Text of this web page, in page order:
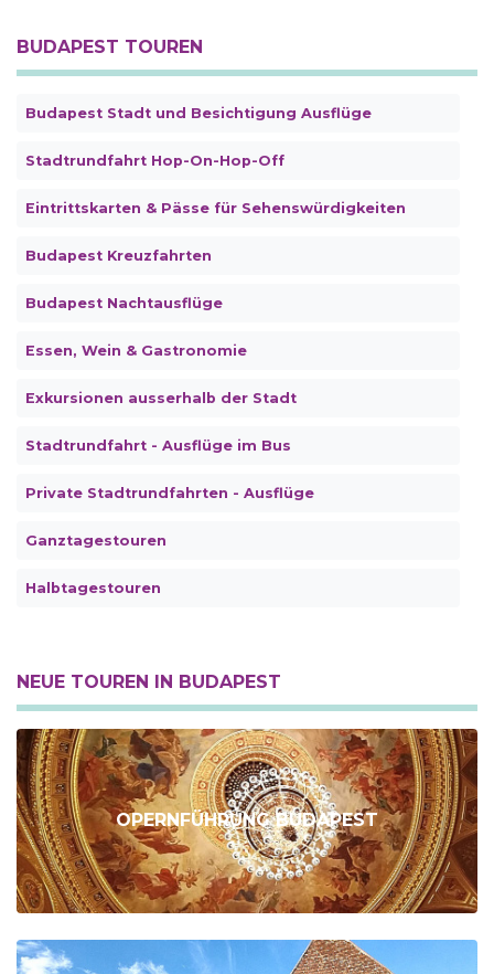
BUDAPEST TOUREN
Budapest Stadt und Besichtigung Ausflüge
Stadtrundfahrt Hop-On-Hop-Off
Eintrittskarten & Pässe für Sehenswürdigkeiten
Budapest Kreuzfahrten
Budapest Nachtausflüge
Essen, Wein & Gastronomie
Exkursionen ausserhalb der Stadt
Stadtrundfahrt - Ausflüge im Bus
Private Stadtrundfahrten - Ausflüge
Ganztagestouren
Halbtagestouren
NEUE TOUREN IN BUDAPEST
OPERNFÜHRUNG BUDAPEST